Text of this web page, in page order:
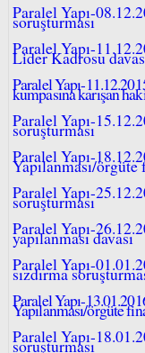
Paralel Yapı-
soruşturması
Paralel Yapı-
Lider Kadrosu
Paralel Yapı-
kumpasına karışan
Paralel Yapı-
soruşturması
Paralel Yapı-
Yapılanması/örgüte
Paralel Yapı-
soruşturması
Paralel Yapı-
yapılanması davası
Paralel Yapı-
sızdırma
Paralel Yapı-
Yapılanması/örgüte
Paralel Yapı-
soruşturması